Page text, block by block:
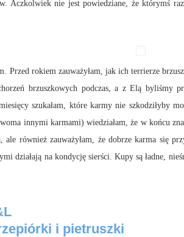
Aczkolwiek nie jest powiedziane, że którymś
Przed rokiem zauważyłam, jak ich terrierze
brzuszkowych podczas, a z Elą byliśmy
szukałam, które karmy nie szkodziłyby
innymi karmami) wiedziałam, że w końcu
również zauważyłam, że dobrze karma się
działają na kondycję sierści. Kupy są ładne,
i pietruszki